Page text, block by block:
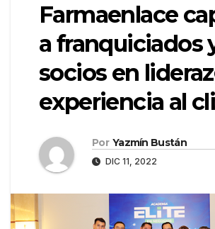
Farmaenlace
a franquiciados
socios en
experiencia al
Por Yazmín Bustán
DIC 11, 2022